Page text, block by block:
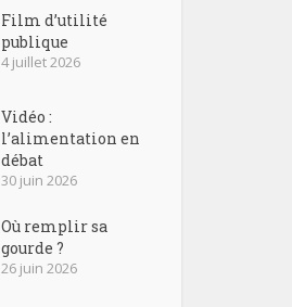
Film d’utilité
publique
4 juillet 2026
Vidéo :
l’alimentation en
débat
30 juin 2026
Où remplir sa
gourde ?
26 juin 2026